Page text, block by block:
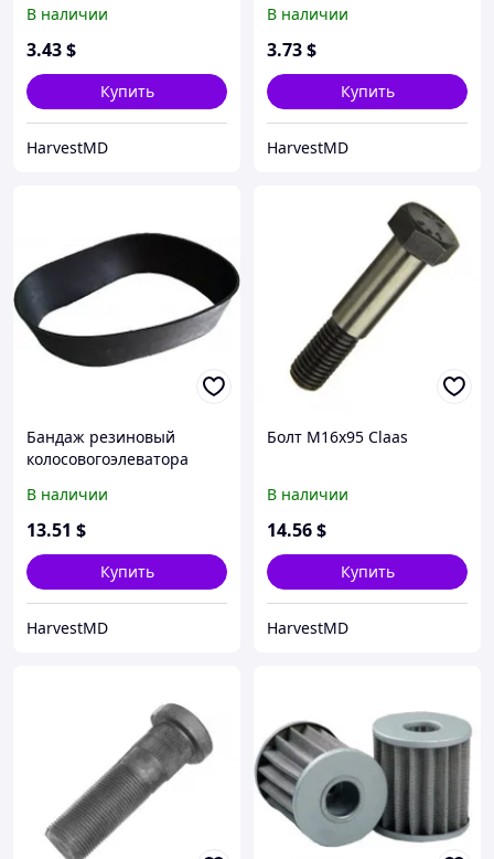
В наличии
3.43$
Купить
HarvestMD
В наличии
3.73$
Купить
HarvestMD
Бандаж резиновый
колосовогоэлеватора
В наличии
13.51 $
Купить
HarvestMD
Болт М16х95 Claas
В наличии
14.56$
Купить
HarvestMD